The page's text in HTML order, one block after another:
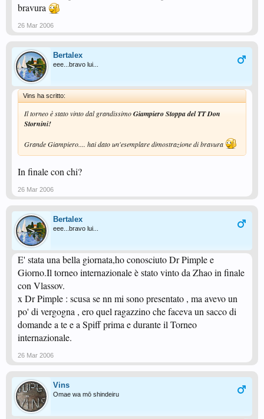
bravura
26 Mar 2006
Bertalex
eee...bravo lui...
Vins ha scritto:
Il torneo è stato vinto dal grandissimoGiampiero Stoppa del TT Don
Stornini!
Grande Giampiero.... hai dato un'esemplare dimostrazione di bravura
In finale con chi?
26 Mar 2006
Bertalex
eee...bravo lui...
E' stata una bella giornata,ho conosciuto Dr Pimple e
Giorno.Il torneo internazionale è stato vinto da Zhao in finale
con Vlassov.
x Dr Pimple : scusa se nn mi sono presentato , ma avevo un
po' di vergogna , ero quel ragazzino che faceva un sacco di
domande a te e a Spiff prima e durante il Torneo
internazionale.
26 Mar 2006
Vins
Omae wa mō shindeiru